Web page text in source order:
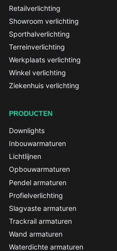
Retailverlichting
Showroom verlichting
Sporthalverlichting
Terreinverlichting
Werkplaats verlichting
Winkel verlichting
Ziekenhuis verlichting
PRODUCTEN
Downlights
Inbouwarmaturen
Lichtlijnen
Opbouwarmaturen
Pendel armaturen
Profielverlichting
Slagvaste armaturen
Trackrail armaturen
Wand armaturen
Waterdichte armaturen